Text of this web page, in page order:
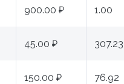
900.00 ₽ 1.00
45.00 ₽ 307.23
150.00 ₽ 76.92